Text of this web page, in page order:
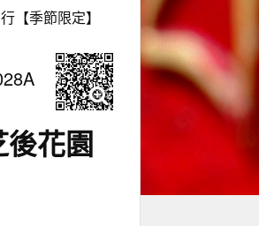
【季節限定】
後花園